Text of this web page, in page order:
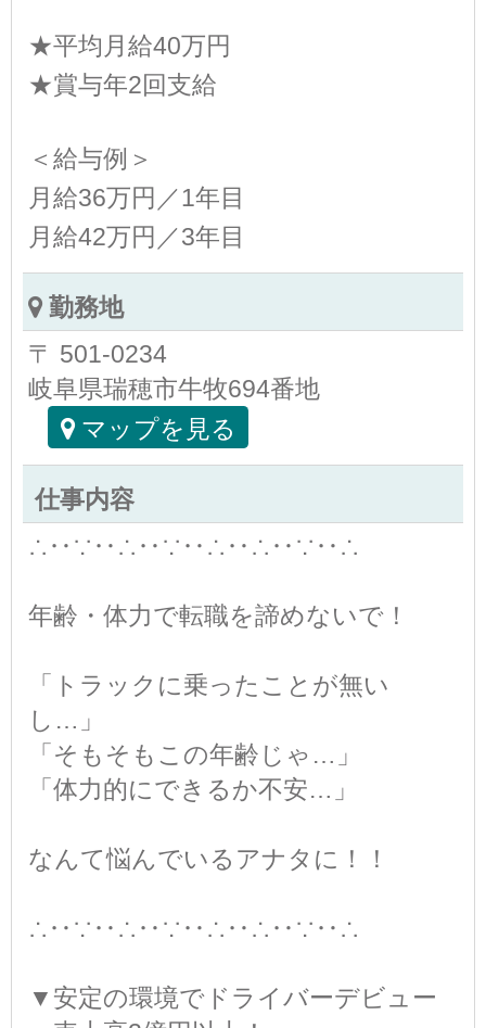
★平均月給40万円
★賞与年2回支給
＜給与例＞
月給36万円／1年目
月給42万円／3年目
勤務地
〒 501-0234
岐阜県瑞穂市牛牧694番地
マップを見る
仕事内容
∴‥∵‥∴‥∵‥∴‥∴‥∵‥∴
年齢・体力で転職を諦めないで！
「トラックに乗ったことが無い
し…」
「そもそもこの年齢じゃ…」
「体力的にできるか不安…」
なんて悩んでいるアナタに！！
∴‥∵‥∴‥∵‥∴‥∴‥∵‥∴
▼安定の環境でドライバーデビュー